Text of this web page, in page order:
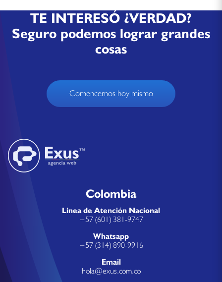
TE INTERESÓ ¿VERDAD?
Seguro podemos lograr grandes
cosas
Comencemos hoy mismo
Colombia
Linea de Atención Nacional
+57 (601) 381-9747
Whatsapp
+57 (314) 890-9916
Email
hola@exus.com.co